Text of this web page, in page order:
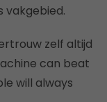
vakgebied.
zelf altijd
can beat
will always